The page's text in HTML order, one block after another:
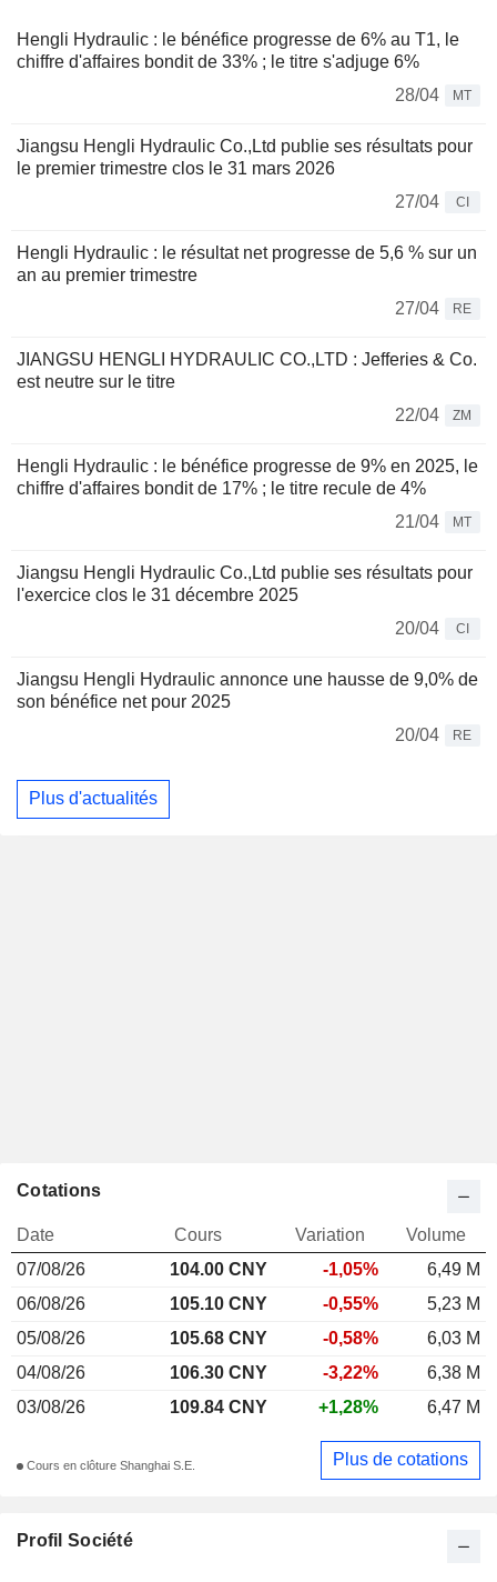
Hengli Hydraulic : le bénéfice progresse de 6% au T1, le
chiffre d'affaires bondit de 33% ; le titre s'adjuge 6%
28/04
MT
Jiangsu Hengli Hydraulic Co.,Ltd publie ses résultats pour
le premier trimestre clos le 31 mars 2026
27/04
CI
Hengli Hydraulic : le résultat net progresse de 5,6 % sur un
an au premier trimestre
27/04
RE
JIANGSU HENGLI HYDRAULIC CO.,LTD : Jefferies & Co.
est neutre sur le titre
22/04
ZM
Hengli Hydraulic : le bénéfice progresse de 9% en 2025, le
chiffre d'affaires bondit de 17% ; le titre recule de 4%
21/04
MT
Jiangsu Hengli Hydraulic Co.,Ltd publie ses résultats pour
l'exercice clos le 31 décembre 2025
20/04
CI
Jiangsu Hengli Hydraulic annonce une hausse de 9,0% de
son bénéfice net pour 2025
20/04
RE
Plus d'actualités
Profil Société
Cotations
Date Cours Variation
Volume
07/08/26
104.00 CNY -1,05%
6,49 M
06/08/26
105.10 CNY -0,55%
5,23 M
05/08/26
105.68 CNY -0,58%
6,03 M
04/08/26
106.30 CNY -3,22%
6,38 M
03/08/26
109.84 CNY +1,28% 6,47 M
Cours en clôture Shanghai S.E. Plus de cotations